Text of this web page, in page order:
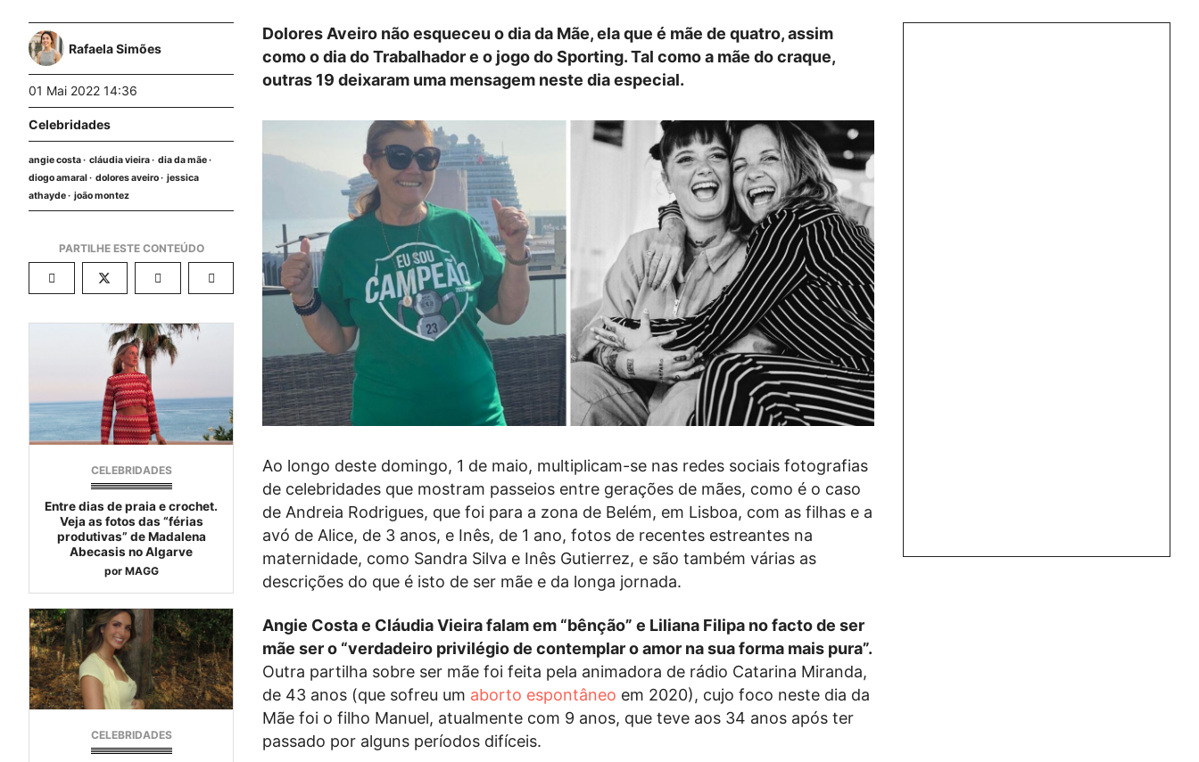
Rafaela Simões
01 Mai 2022 14:36
Celebridades
angie costa cláudia vieira
dia da mãe
diogo amaral
dolores aveiro
jessica
athayde
joão montez
CELEBRIDADES
Entre dias de praia e crochet.
Veja as fotos das “férias
produtivas” de Madalena
Abecasis no Algarve
por MAGG
CELEBRIDADES
Dolores Aveiro não esqueceu o dia da Mãe, ela que é mãe de quatro, assim
como o dia do Trabalhador e o jogo do Sporting. Tal como a mãe do craque,
outras 19 deixaram uma mensagem neste dia especial.
Ao longo deste domingo, 1 de maio, multiplicam-se nas redes sociais fotografias
de celebridades que mostram passeios entre gerações de mães, como é o caso
de Andreia Rodrigues, que foi para a zona de Belém, em Lisboa, com as filhas e a
avó de Alice, de 3 anos, e Inês, de 1 ano, fotos de recentes estreantes na
maternidade, como Sandra Silva e Inês Gutierrez, e são também várias as
descrições do que é isto de ser mãe e da longa jornada.
Angie Costa e Cláudia Vieira falam em “bênção” e Liliana Filipa no facto de ser
mãe ser o “verdadeiro privilégio de contemplar o amor na sua forma mais pura”.
Outra partilha sobre ser mãe foi feita pela animadora de rádio Catarina Miranda,
de 43 anos (que sofreu um aborto espontâneo em 2020), cujo foco neste dia da
Mãe foi o filho Manuel, atualmente com 9 anos, que teve aos 34 anos após ter
passado por alguns períodos difíceis.